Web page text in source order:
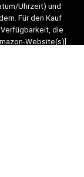
Uhrzeit) und
Für den Kauf
die
Website(s)]